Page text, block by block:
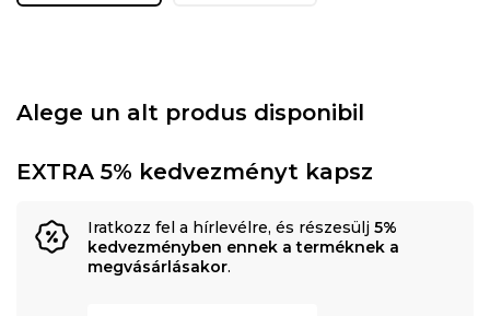
Alege un alt produs disponibil
EXTRA 5% kedvezményt kapsz
Iratkozz fel a hírlevélre, és részesülj 5%
kedvezményben ennek a terméknek a
megvásárlásakor.